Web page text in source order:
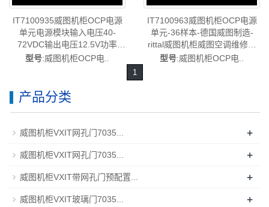
IT7100935威图机柜OCP电源
单元电源模块输入电压40-
72VDC输出电压12.5V功率
3KW动力电源DC-DC用于
威图空调维修威图电柜威图风
扇威图PDU威图配件威图售后
型号:威图机柜OCP电..
IT7100963威图机柜OCP电源
单元-36样本-德国威图制造-
rittal威图机柜威图空调维修威
图电柜威图风扇威图PDU威图
型号:威图机柜OCP电..
1
产品分类
威图机柜VXIT网孔门7035... +
威图机柜VXIT网孔门7035... +
威图机柜VXIT带网孔门预配置... +
威图机柜VXIT玻璃门7035... +